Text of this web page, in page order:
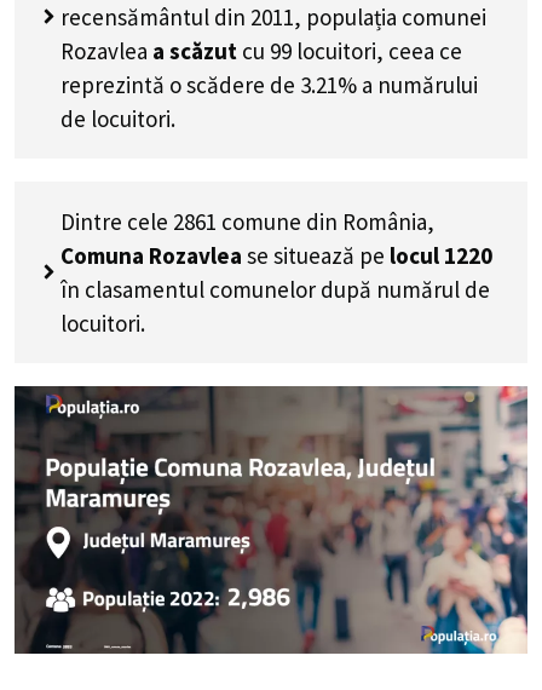
recensământul din 2011, populația comunei
Rozavlea a scăzut cu 99 locuitori, ceea ce
reprezintă o scădere de 3.21% a numărului
de locuitori.
Dintre cele 2861 comune din România,
Comuna Rozavlea se situează pe locul 1220
în clasamentul comunelor după numărul de
locuitori.